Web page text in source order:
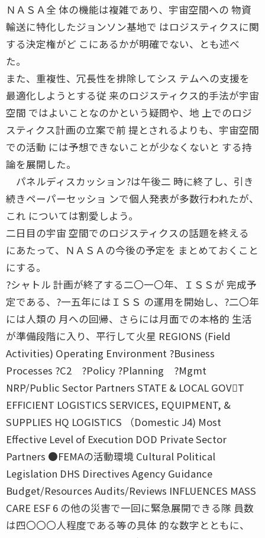
ＮＡＳＡ全 体の機能は複雑であり、宇宙空間への 物資
輸送に特化したジョンソン基地で はロジスティクスに関
する決定権がど こにあるかが明確でない、とも述べ
た。
また、重複性、冗長性を排除してシス テムへの支援を
最適化しようとする従 来のロジスティクス的手法が宇宙
空間 ではよいことなのかという疑問や、地 上でのロジ
スティクス計画の立案で前 提とされるよりも、宇宙空間
での活動 には予想できないことが少なくないと する持
論を展開した。
パネルディスカッション?は午後二 時に終了し、引き
続きペーパーセッショ ンで個人発表が多数行われたが、
これ については割愛しよう。
二日目の宇宙 空間でのロジスティクスの話題を終える
にあたって、ＮＡＳＡの今後の予定を まとめておくこと
にする。
?シャトル 計画が終了する二〇一〇年、ＩＳＳが 完成予
定である、?一五年にはＩＳＳ の運用を開始し、?二〇年
には人類の 月への回帰、さらには月面での本格的 生活
が準備段階に入り、平行して火星 REGIONS (Field
Activities) Operating Environment ?Business
Processes ?C2 ?Policy ?Planning ?Mgmt
NRP/Public Sector Partners STATE & LOCAL GOVT
EFFICIENT LOGISTICS SERVICES, EQUIPMENT, &
SUPPLIES HQ LOGISTICS （Domestic J4) Most
Effective Level of Execution DOD Private Sector
Partners ●FEMAの活動環境 Cultural Political
Legislation DHS Directives Agency Guidance
Budget/Resources Audits/Reviews INFLUENCES MASS
CARE ESF 6 の他の災害で一回に緊急展開できる隊 員数
は四〇〇〇人程度である等の具体 的な数字とともに、